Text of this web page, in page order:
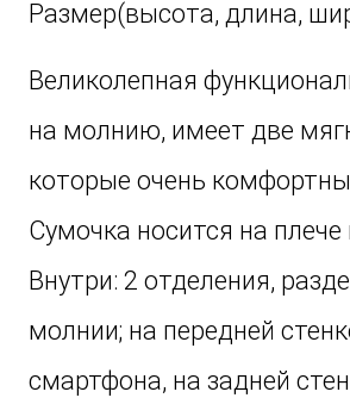
Размер(высота, длина,
Великолепная
на молнию, имеет две
которые очень
Сумочка носится на плече
Внутри: 2 отделения,
молнии; на передней
смартфона, на задней